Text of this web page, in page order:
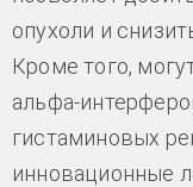
опухоли и
Кроме того,
альфа-
гистаминовых
инновационные